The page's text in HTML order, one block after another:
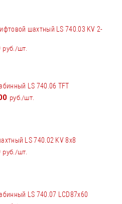
шахтный LS 740.03 KV 2-
руб./шт.
LS 740.06 TFT
руб./шт.
LS 740.02 KV 8x8
руб./шт.
LS 740.07 LCD87x60